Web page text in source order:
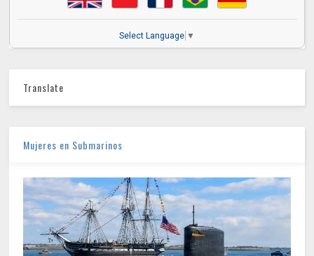
Select Language ▼
Translate
Mujeres en Submarinos